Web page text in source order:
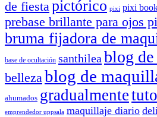
de fiesta pictórico pixi pixi
prebase brillante para ojos
bruma fijadora de
base de ocultación santhilea blog de
belleza blog de
ahumados gradualmente
emprendedor uppsala maquillaje diario